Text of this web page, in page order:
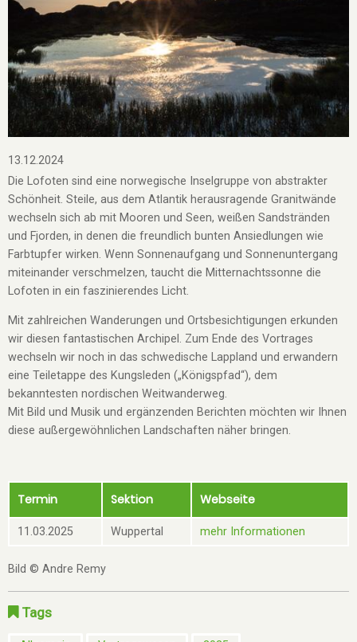
13.12.2024
Die Lofoten sind eine norwegische Inselgruppe von abstrakter
Schönheit. Steile, aus dem Atlantik herausragende Granitwände
wechseln sich ab mit Mooren und Seen, weißen Sandstränden
und Fjorden, in denen die freundlich bunten Ansiedlungen wie
Farbtupfer wirken. Wenn Sonnenaufgang und Sonnenuntergang
miteinander verschmelzen, taucht die Mitternachtssonne die
Lofoten in ein faszinierendes Licht.
Mit zahlreichen Wanderungen und Ortsbesichtigungen erkunden
wir diesen fantastischen Archipel. Zum Ende des Vortrages
wechseln wir noch in das schwedische Lappland und erwandern
eine Teiletappe des Kungsleden („Königspfad“), dem
bekanntesten nordischen Weitwanderweg.
Mit Bild und Musik und ergänzenden Berichten möchten wir Ihnen
diese außergewöhnlichen Landschaften näher bringen.
Termin Sektion Webseite
11.03.2025 Wuppertal mehr Informationen
Bild © Andre Remy
Tags